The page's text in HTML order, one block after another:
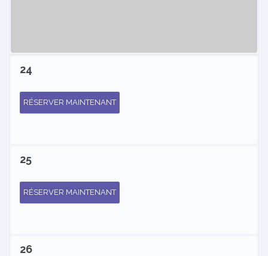
24
RÉSERVER MAINTENANT
25
RÉSERVER MAINTENANT
26